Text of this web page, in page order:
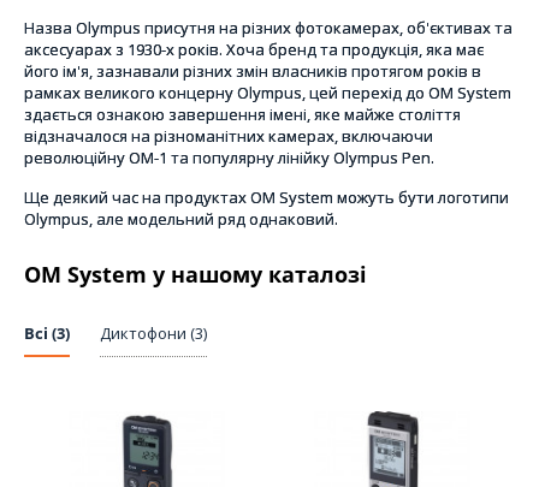
Назва Olympus присутня на різних фотокамерах, об'єктивах та
аксесуарах з 1930-х років. Хоча бренд та продукція, яка має
його ім'я, зазнавали різних змін власників протягом років в
рамках великого концерну Olympus, цей перехід до OM System
здається ознакою завершення імені, яке майже століття
відзначалося на різноманітних камерах, включаючи
революційну OM-1 та популярну лінійку Olympus Pen.
Ще деякий час на продуктах OM System можуть бути логотипи
Olympus, але модельний ряд однаковий.
OM System у нашому каталозі
Всі (3) Диктофони (3)